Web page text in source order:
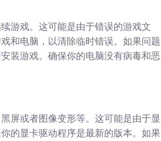
游戏。这可能是由于错误的游戏文
和电脑，以清除临时错误。如果问题
装游戏。确保你的电脑没有病毒和恶
屏或者图像变形等。这可能是由于显
的显卡驱动程序是最新的版本。如果